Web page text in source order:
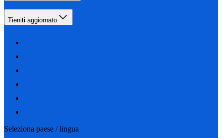
Tieniti aggiornato
Seleziona paese / lingua